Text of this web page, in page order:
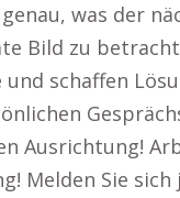
was der
Bild zu
und schaffen
Ausrichtung!
Melden Sie